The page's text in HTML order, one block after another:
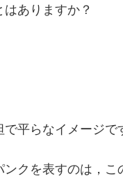
ありますか？
平らなイメージで
ンクを表すのは，こ